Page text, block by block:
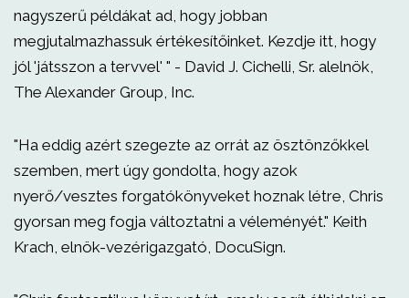
nagyszerű példákat ad, hogy jobban
megjutalmazhassuk értékesítőinket. Kezdje itt, hogy
jól 'játsszon a tervvel' " - David J. Cichelli, Sr. alelnök,
The Alexander Group, Inc.
"Ha eddig azért szegezte az orrát az ösztönzőkkel
szemben, mert úgy gondolta, hogy azok
nyerő/vesztes forgatókönyveket hoznak létre, Chris
gyorsan meg fogja változtatni a véleményét." Keith
Krach, elnök-vezérigazgató, DocuSign.